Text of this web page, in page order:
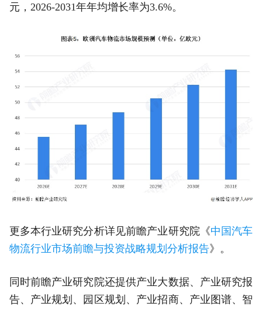
元，2026-2031年年均增长率为3.6%。
更多本行业研究分析详见前瞻产业研究院《中国汽车
物流行业市场前瞻与投资战略规划分析报告》。
同时前瞻产业研究院还提供产业大数据、产业研究报
告、产业规划、园区规划、产业招商、产业图谱、智